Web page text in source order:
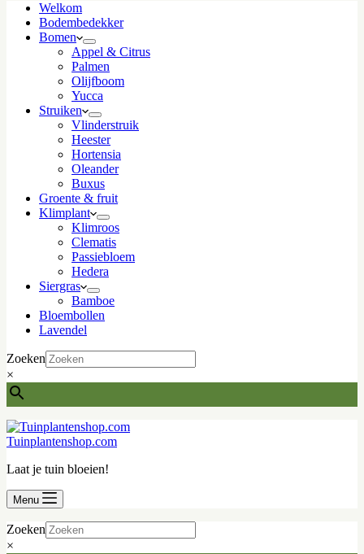
Welkom
Bodembedekker
Bomen
Appel & Citrus
Palmen
Olijfboom
Yucca
Struiken
Vlinderstruik
Heester
Hortensia
Oleander
Buxus
Groente & fruit
Klimplant
Klimroos
Clematis
Passiebloem
Hedera
Siergras
Bamboe
Bloembollen
Lavendel
Zoeken
×
Tuinplantenshop.com
Laat je tuin bloeien!
Menu
Zoeken
×